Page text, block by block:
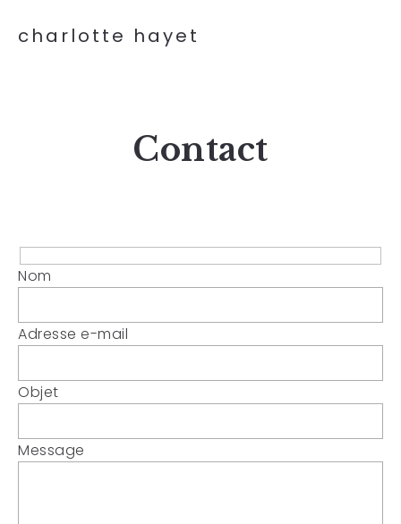
charlotte hayet
Contact
Nom
Adresse e-mail
Objet
Message